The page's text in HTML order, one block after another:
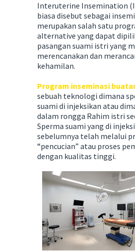
Interuterine Insemination
biasa disebut sebagai
merupakan salah satu
alternative yang dapat
pasangan suami istri yang
merencanakan dan
kehamilan.
Program inseminasi
sebuah teknologi dimana
suami di injeksikan atau
dalam rongga Rahim istri
Sperma suami yang di
sebelumnya telah melalui
“pencucian” atau proses
dengan kualitas tinggi.